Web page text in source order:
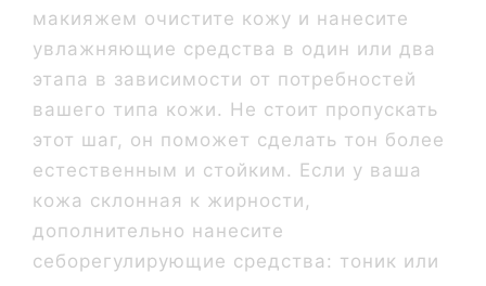
макияжем очистите кожу и нанесите
увлажняющие средства в один или два
этапа в зависимости от потребностей
вашего типа кожи. Не стоит пропускать
этот шаг, он поможет сделать тон более
естественным и стойким. Если у ваша
кожа склонная к жирности,
дополнительно нанесите
себорегулирующие средства: тоник или